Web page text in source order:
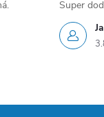
Super